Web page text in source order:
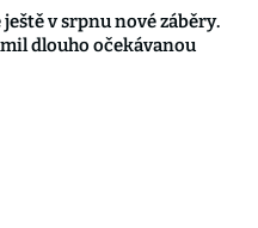
ještě v srpnu nové záběry.
dlouho očekávanou